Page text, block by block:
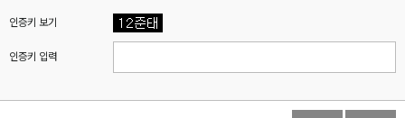
인증키 보기
인증키 입력